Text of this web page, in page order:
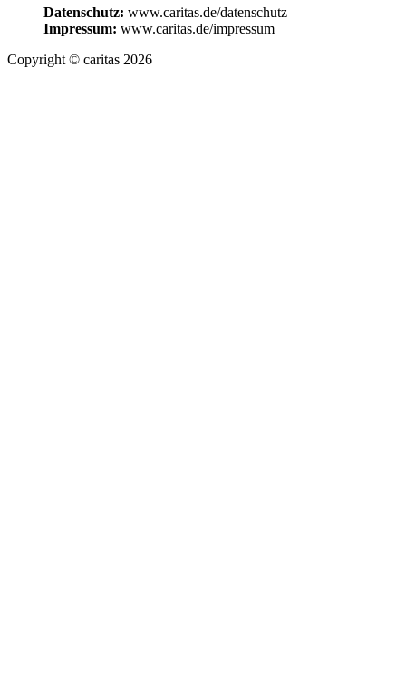
Datenschutz: www.caritas.de/datenschutz
Impressum: www.caritas.de/impressum
Copyright © caritas 2026